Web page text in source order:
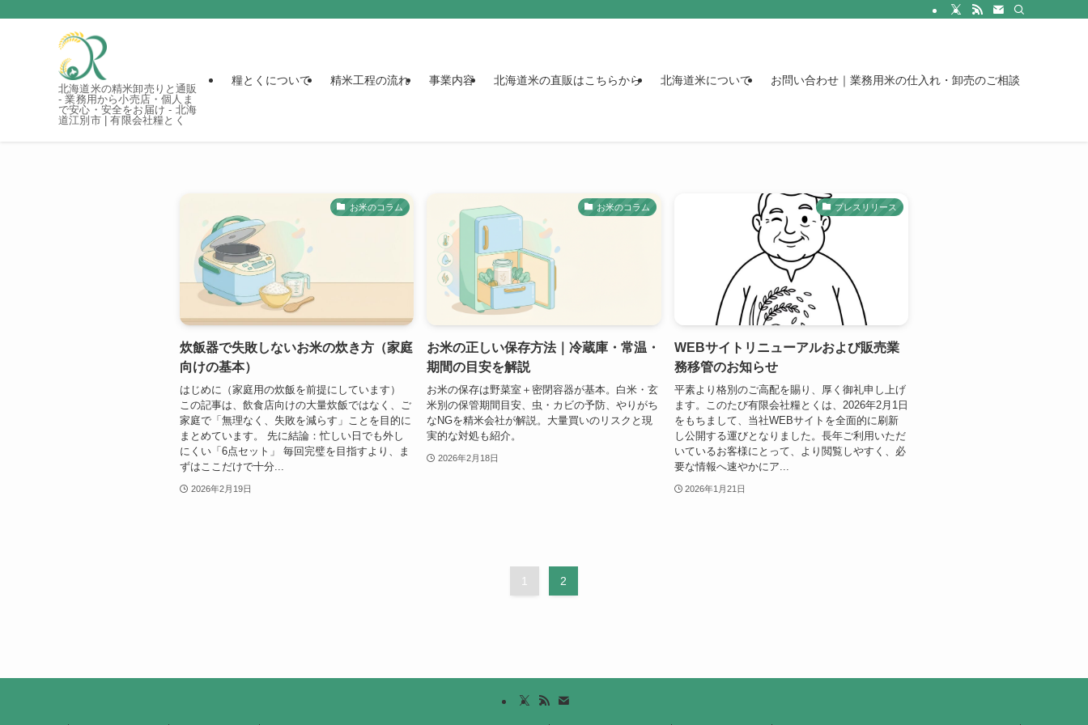
北海道米の精米卸売りと通販
- 業務用から小売店・個人ま
で安心・安全をお届け - 北海
道江別市 | 有限会社糧とく
糧とくについて 精米工程の流れ 事業内容 北海道米の直販はこちらから 北海道米について お問い合わせ｜業務用米の仕入れ・卸売のご相談
お米のコラム
炊飯器で失敗しないお米の炊き方（家庭
向けの基本）
はじめに（家庭用の炊飯を前提にしています）
この記事は、飲食店向けの大量炊飯ではなく、ご
家庭で「無理なく、失敗を減らす」ことを目的に
まとめています。 先に結論：忙しい日でも外し
にくい「6点セット」 毎回完璧を目指すより、ま
ずはここだけで十分...
2026年2月19日
お米のコラム
お米の正しい保存方法｜冷蔵庫・常温・
期間の目安を解説
お米の保存は野菜室＋密閉容器が基本。白米・玄
米別の保管期間目安、虫・カビの予防、やりがち
なNGを精米会社が解説。大量買いのリスクと現
実的な対処も紹介。
2026年2月18日
プレスリリース
WEBサイトリニューアルおよび販売業
務移管のお知らせ
平素より格別のご高配を賜り、厚く御礼申し上げ
ます。このたび有限会社糧とくは、2026年2月1日
をもちまして、当社WEBサイトを全面的に刷新
し公開する運びとなりました。長年ご利用いただ
いているお客様にとって、より閲覧しやすく、必
要な情報へ速やかにア...
2026年1月21日
1 2